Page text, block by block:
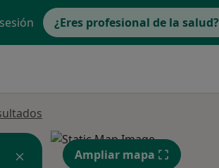
¿Eres profesional de la salud?
Ampliar mapa